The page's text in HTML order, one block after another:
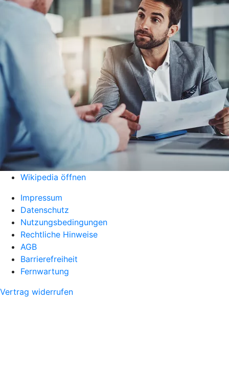
Wikipedia öffnen
Impressum
Datenschutz
Nutzungsbedingungen
Rechtliche Hinweise
AGB
Barrierefreiheit
Fernwartung
Vertrag widerrufen